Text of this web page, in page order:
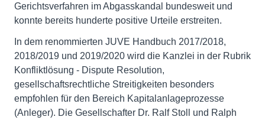
Gerichtsverfahren im Abgasskandal bundesweit und
konnte bereits hunderte positive Urteile erstreiten.
In dem renommierten JUVE Handbuch 2017/2018,
2018/2019 und 2019/2020 wird die Kanzlei in der Rubrik
Konfliktlösung - Dispute Resolution,
gesellschaftsrechtliche Streitigkeiten besonders
empfohlen für den Bereich Kapitalanlageprozesse
(Anleger). Die Gesellschafter Dr. Ralf Stoll und Ralph